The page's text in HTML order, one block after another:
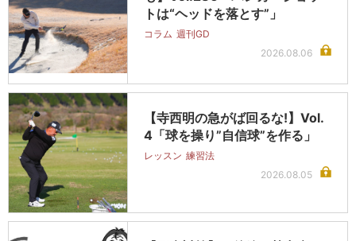
トは“ヘッドを落とす”」
コラム 週刊GD
2026.08.06
【寺西明の急がば回るな!】Vol.
4「球を操り”自信球”を作る」
レッスン 練習法
2026.08.05